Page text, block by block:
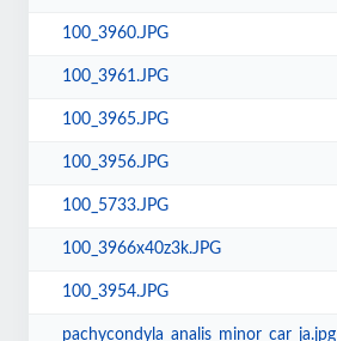
100_3960.JPG
100_3961.JPG
100_3965.JPG
100_3956.JPG
100_5733.JPG
100_3966x40z3k.JPG
100_3954.JPG
pachycondyla_analis_minor_car_ja.jpg